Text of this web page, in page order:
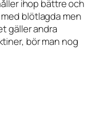
ihop bättre och
blötlagda men
gäller andra
bör man nog